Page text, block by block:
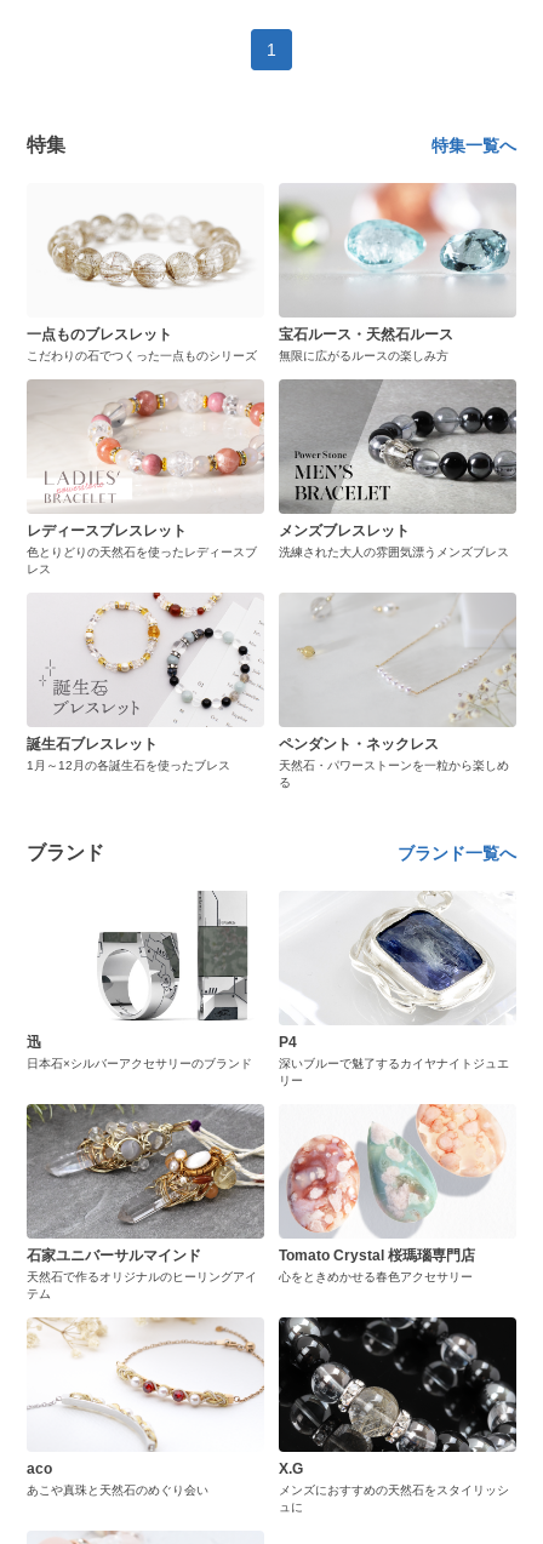
1
特集 特集一覧へ
一点ものブレスレット
こだわりの石でつくった一点ものシリーズ
宝石ルース・天然石ルース
無限に広がるルースの楽しみ方
レディースブレスレット
色とりどりの天然石を使ったレディースブ
レス
メンズブレスレット
洗練された大人の雰囲気漂うメンズブレス
誕生石ブレスレット
1月～12月の各誕生石を使ったブレス
ペンダント・ネックレス
天然石・パワーストーンを一粒から楽しめ
る
ブランド ブランド一覧へ
迅
日本石×シルバーアクセサリーのブランド
P4
深いブルーで魅了するカイヤナイトジュエ
リー
石家ユニバーサルマインド
天然石で作るオリジナルのヒーリングアイ
テム
Tomato Crystal 桜瑪瑙専門店
心をときめかせる春色アクセサリー
aco
あこや真珠と天然石のめぐり会い
X.G
メンズにおすすめの天然石をスタイリッシ
ュに